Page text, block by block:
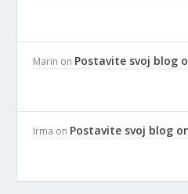
Marin on Postavite svoj blog
Irma on Postavite svoj blog